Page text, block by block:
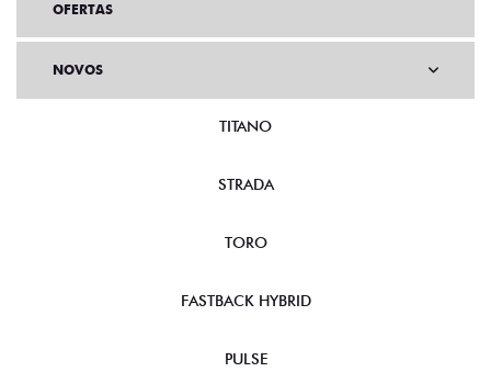
OFERTAS
NOVOS
TITANO
STRADA
TORO
FASTBACK HYBRID
PULSE